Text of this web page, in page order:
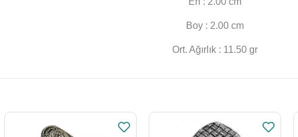
Boy : 2.00 cm
Ort. Ağırlık : 11.50 gr